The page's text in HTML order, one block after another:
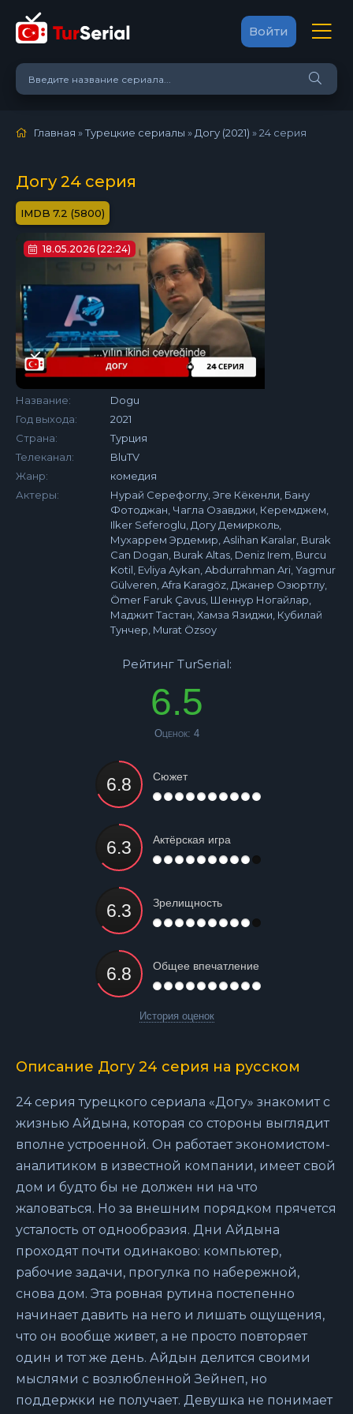
Войти
Главная »Турецкие сериалы » Догу (2021) »24 серия
Догу 24 серия
7.2 (5800)
18.05.2026 (22:24)
Название:
Dogu
Год выхода:
2021
Страна:
Турция
Телеканал:
BluTV
Жанр:
комедия
Актеры:
Нурай Серефоглу, Эге Кёкенли, Бану
Фотоджан, Чагла Озавджи, Керемджем,
Ilker Seferoglu, Догу Демирколь,
Мухаррем Эрдемир, Aslihan Karalar, Burak
Can Dogan, Burak Altas, Deniz Irem, Burcu
Kotil, Evliya Aykan, Abdurrahman Ari, Yagmur
Gülveren, Afra Karagöz, Джанер Озюртлу,
Ömer Faruk Çavus, Шеннур Ногайлар,
Маджит Тастан, Хамза Язиджи, Кубилай
Тунчер, Murat Özsoy
Рейтинг TurSerial:
6.5
Оценок: 4
Сюжет
Актёрская игра
Зрелищность
Общее впечатление
История оценок
Описание Догу 24 серия на русском
24 серия турецкого сериала «Догу» знакомит с
жизнью Айдына, которая со стороны выглядит
вполне устроенной. Он работает экономистом-
аналитиком в известной компании, имеет свой
дом и будто бы не должен ни на что
жаловаться. Но за внешним порядком прячется
усталость от однообразия. Дни Айдына
проходят почти одинаково: компьютер,
рабочие задачи, прогулка по набережной,
снова дом. Эта ровная рутина постепенно
начинает давить на него и лишать ощущения,
что он вообще живет, а не просто повторяет
один и тот же день. Айдын делится своими
мыслями с возлюбленной Зейнеп, но
поддержки не получает. Девушка не понимает